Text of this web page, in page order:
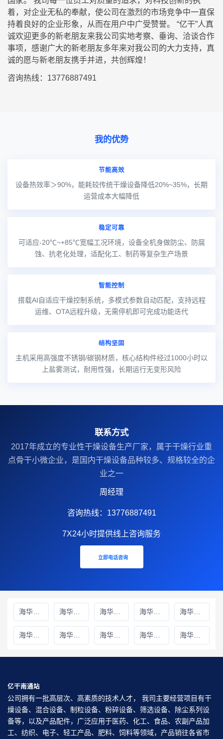
着，对企业无私的奉献，使公司在激烈的市场竞争中一直保
持着良好的企业形象，从而在用户中广受赞誉。 “亿干”人真
诚欢迎更多的新老朋友来我公司实地考察、垂询、洽谈合作
事项，感谢广大的新老朋友多年来对我公司的大力支持，真
诚的愿与新老朋友携手并进，共创辉煌！
咨询热线：13776887491
我的优势
节能高效
设备热效率＞90%，能耗较传统干燥设备降低20%~35%，长期
运营成本大幅降低
稳定可靠
可适应-20℃~+85℃宽幅工况环境，设备全机身做防尘、防腐
蚀、抗老化处理，适配化工、制药等复杂生产场景
智能控制
搭载AI自适应干燥控制系统，多模式参数自动匹配，支持远程
运维、OTA远程升级，无需停机即可完成功能迭代
结构坚固
主机采用高强度不锈钢/碳钢材质，核心结构件经过1000小时以
上盐雾测试，耐用性强，长期运行无变形风险
联系方式
2017年成立的‌专业性干燥设备生产厂家‌，属于干燥行业重
点骨干小微企业，是国内干燥设备品种较多、规格较全的企
业之一
周经理
咨询热线：13776887491
7X24小时提供线上咨询服务
立即电话咨询
海华财务雅安线上分站 海华财务绵阳线上分站 海华财务甘孜藏族自治州线上分站 海华财务巴中线上分站 海华财务阿坝藏族羌族自治州线上分站
海华财务成都线上分站 海华财务遂宁线上分站 海华财务广元线上分站 海华财务广安线上分站 海华财务德阳线上分站
亿干南通站
公司拥有一批高层次、高素质的技术人才， 我司主要经营项目有干
燥设备、混合设备、制粒设备、粉碎设备、筛选设备、除尘系列设
备等，以及产品配件，广泛应用于医药、化工、食品、农副产品加
工、纺织、电子、轻工产品、肥料、饲料等领域，产品销往各省市